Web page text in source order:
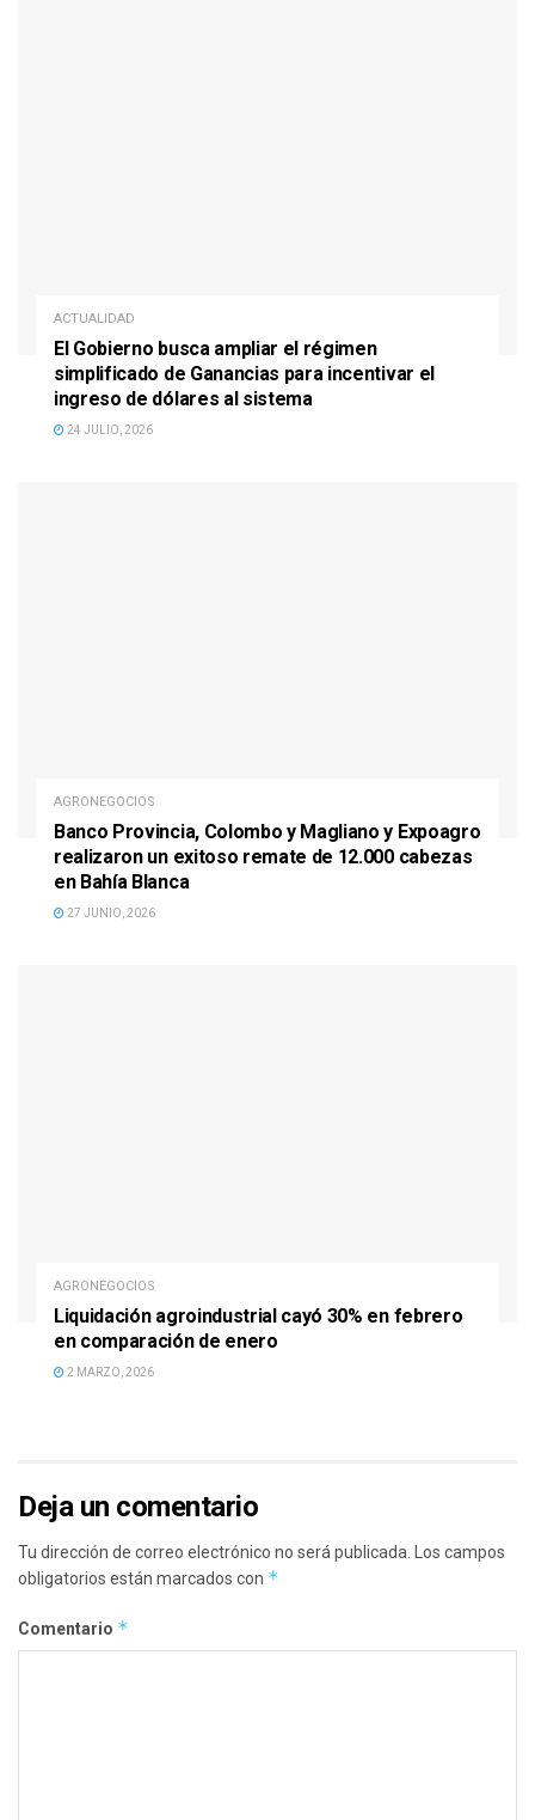
ACTUALIDAD
El Gobierno busca ampliar el régimen
simplificado de Ganancias para incentivar el
ingreso de dólares al sistema
24 JULIO, 2026
AGRONEGOCIOS
Banco Provincia, Colombo y Magliano y Expoagro
realizaron un exitoso remate de 12.000 cabezas
en Bahía Blanca
27 JUNIO, 2026
AGRONEGOCIOS
Liquidación agroindustrial cayó 30% en febrero
en comparación de enero
2 MARZO, 2026
Deja un comentario
Tu dirección de correo electrónico no será publicada. Los campos
obligatorios están marcados con *
Comentario *